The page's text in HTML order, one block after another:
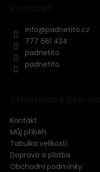
info@padnetito.cz
777 661 434
padnetito
padnetito
Kontakt
Můj příběh
Tabulka velikostí
Doprava a platba
Obchodní podmínky